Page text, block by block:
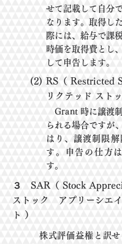
せて記載して自分
なります。取得し
際には、給与で課
時価を取得費とし
して 申告します。
(2) RS（ Restricted
リクテッド ストッ
Grant 時に譲渡
られる場合ですが
はり、譲渡制限解
す。申告の仕方
す。
３ SAR（ Stock
ストック アプリーシエ
ト ）
株式評価益権と訳せ